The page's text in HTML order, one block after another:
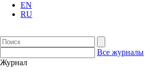
EN
RU
Все журналы
Журнал